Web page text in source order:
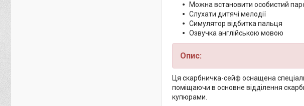
Можна встановити особистий
Слухати дитячі мелодії
Симулятор відбитка пальця
Озвучка англійською мовою
Опис:
Ця скарбничка-сейф оснащена
поміщаючи в основне відділення
купюрами.